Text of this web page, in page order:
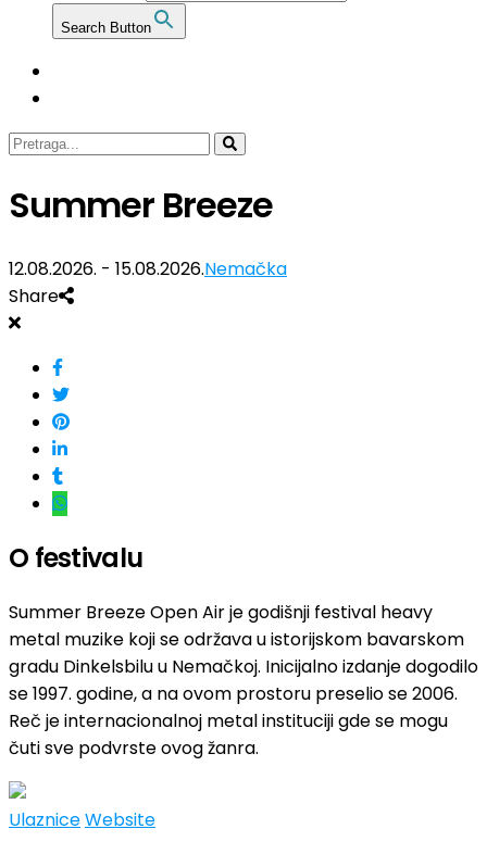
Search Button
Summer Breeze
12.08.2026. - 15.08.2026.Nemačka
Share
O festivalu
Summer Breeze Open Air je godišnji festival heavy
metal muzike koji se održava u istorijskom bavarskom
gradu Dinkelsbilu u Nemačkoj. Inicijalno izdanje dogodilo
se 1997. godine, a na ovom prostoru preselio se 2006.
Reč je internacionalnoj metal instituciji gde se mogu
čuti sve podvrste ovog žanra.
UlazniceWebsite